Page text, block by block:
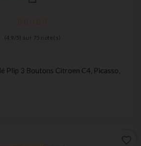
(4,9 / 5) sur 75 note(s)
Plip 3 Boutons Citroen C4, Picasso,